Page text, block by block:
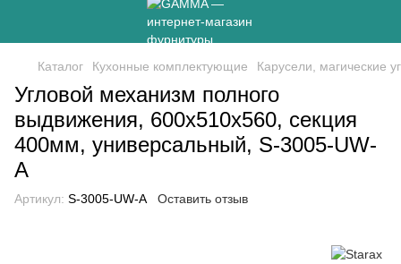
Каталог Кухонные комплектующие Карусели, магические
Угловой механизм полного
выдвижения, 600х510х560, секция
400мм, универсальный, S-3005-UW-
A
Артикул: S-3005-UW-A Оставить отзыв